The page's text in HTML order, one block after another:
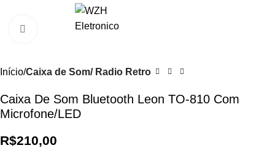
Clique para ampliar
Início Caixa de Som/ Radio Retro
Caixa De Som Bluetooth Leon TO-810 Com
Microfone/LED
R$210,00